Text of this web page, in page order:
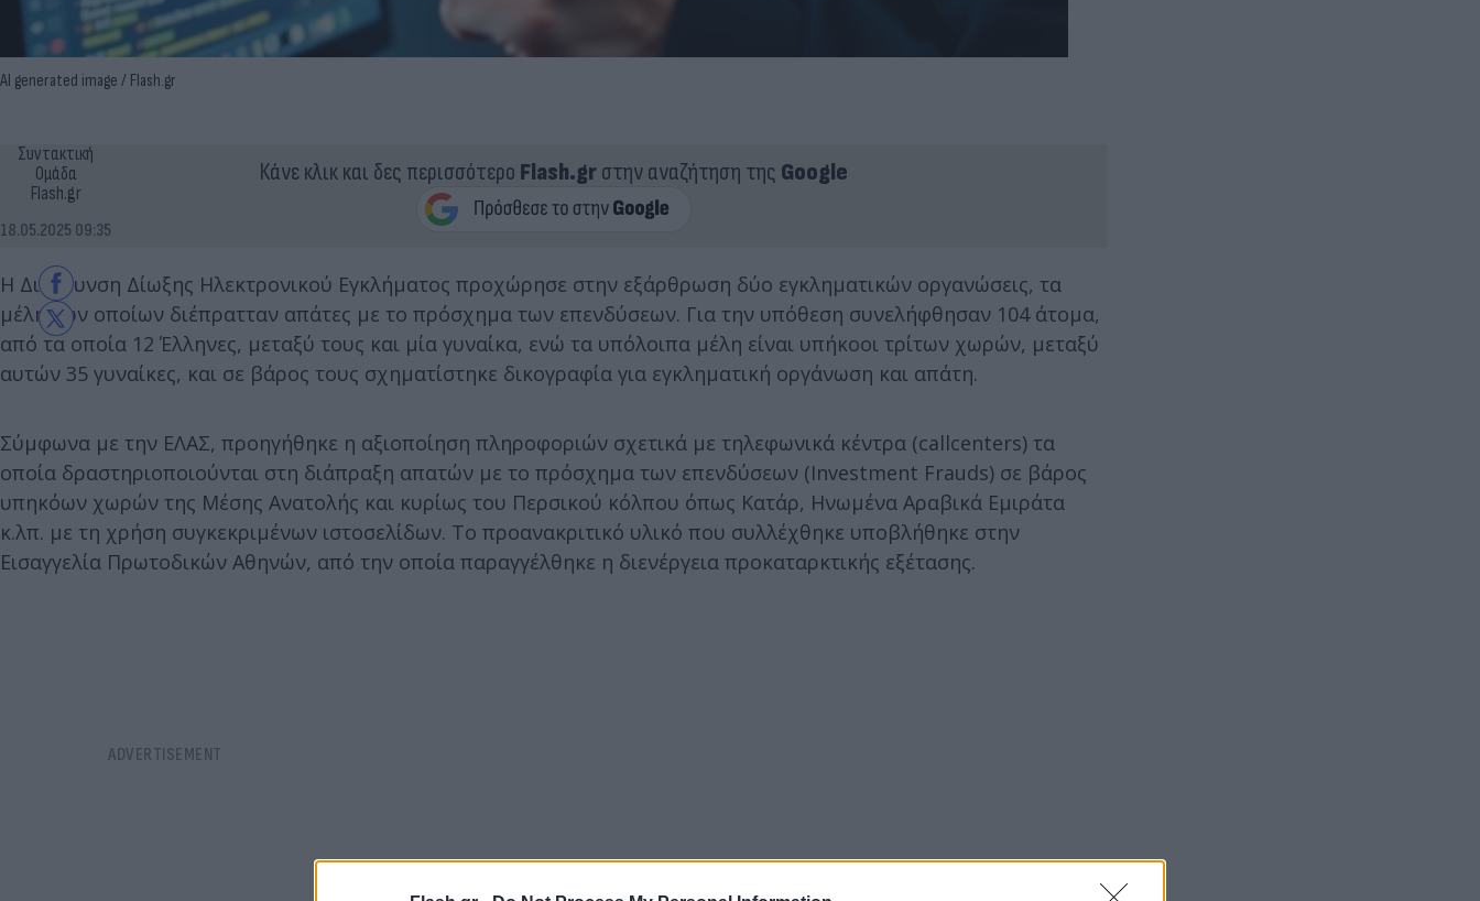
AI generated image / Flash.gr
Συντακτική
Ομάδα
Flash.gr
18.05.2025 09:35
Κάνε κλικ και δες περισσότερο Flash.grστην αναζήτηση της Google
Η Διεύθυνση Δίωξης Ηλεκτρονικού Εγκλήματος προχώρησε στην εξάρθρωση δύο εγκληματικών οργανώσεις, τα
μέλη των οποίων διέπρατταν απάτες με το πρόσχημα των επενδύσεων. Για την υπόθεση συνελήφθησαν 104 άτομα,
από τα οποία 12 Έλληνες, μεταξύ τους και μία γυναίκα, ενώ τα υπόλοιπα μέλη είναι υπήκοοι τρίτων χωρών, μεταξύ
αυτών 35 γυναίκες, και σε βάρος τους σχηματίστηκε δικογραφία για εγκληματική οργάνωση και απάτη.
Σύμφωνα με την ΕΛΑΣ, προηγήθηκε η αξιοποίηση πληροφοριών σχετικά με τηλεφωνικά κέντρα (callcenters) τα
οποία δραστηριοποιούνται στη διάπραξη απατών με το πρόσχημα των επενδύσεων (Investment Frauds) σε βάρος
υπηκόων χωρών της Μέσης Ανατολής και κυρίως του Περσικού κόλπου όπως Κατάρ, Ηνωμένα Αραβικά Εμιράτα
κ.λπ. με τη χρήση συγκεκριμένων ιστοσελίδων. Το προανακριτικό υλικό που συλλέχθηκε υποβλήθηκε στην
Εισαγγελία Πρωτοδικών Αθηνών, από την οποία παραγγέλθηκε η διενέργεια προκαταρκτικής εξέτασης.